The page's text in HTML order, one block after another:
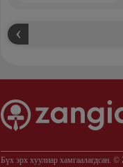
Бүх эрх хуулиар хамгаалагдсан. ©